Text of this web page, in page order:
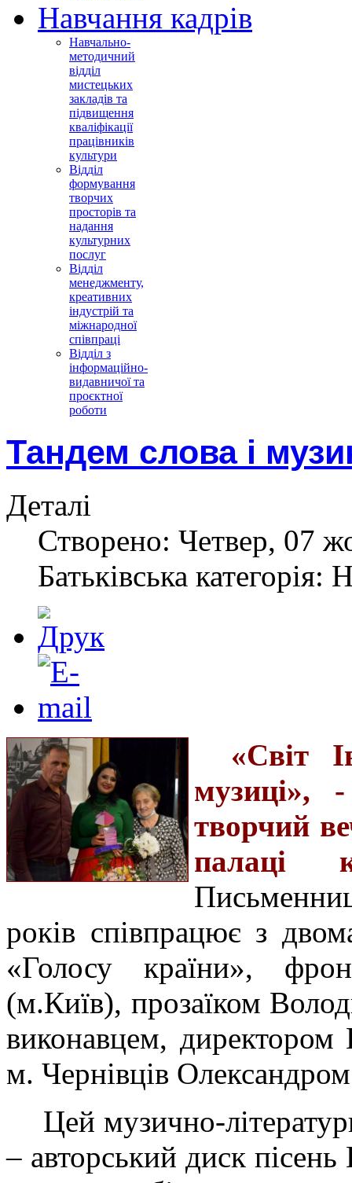
Навчання кадрів
Навчально-
методичний
відділ
мистецьких
закладів та
підвищення
кваліфікації
працівників
культури
Відділ
формування
творчих
просторів та
надання
культурних
послуг
Відділ
менеджменту,
креативних
індустрій та
міжнародної
співпраці
Відділ з
інформаційно-
видавничої та
проєктної
роботи
Тандем слова і
Деталі
Створено: Четвер, 07
Батьківська категорія:
«Світ
музиці»,
творчий
палаці
років співпрацює з
«Голосу країни»,
(м.Київ), прозаїком
виконавцем, директором
м. Чернівців
Цей музично-
– авторський диск